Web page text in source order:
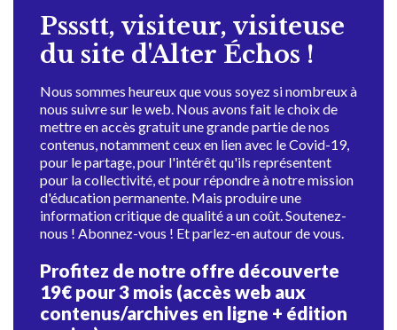
Pssstt, visiteur, visiteuse
du site d'Alter Échos !
Nous sommes heureux que vous soyez si nombreux à
nous suivre sur le web. Nous avons fait le choix de
mettre en accès gratuit une grande partie de nos
contenus, notamment ceux en lien avec le Covid-19,
pour le partage, pour l'intérêt qu'ils représentent
pour la collectivité, et pour répondre à notre mission
d'éducation permanente. Mais produire une
information critique de qualité a un coût. Soutenez-
nous ! Abonnez-vous ! Et parlez-en autour de vous.
Profitez de notre offre découverte
19€ pour 3 mois (accès web aux
contenus/archives en ligne + édition